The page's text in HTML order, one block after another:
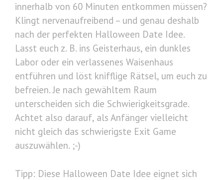
innerhalb von 60 Minuten entkommen müssen?
Klingt nervenaufreibend – und genau deshalb
nach der perfekten Halloween Date Idee.
Lasst euch z. B. ins Geisterhaus, ein dunkles
Labor oder ein verlassenes Waisenhaus
entführen und löst knifflige Rätsel, um euch zu
befreien. Je nach gewähltem Raum
unterscheiden sich die Schwierigkeitsgrade.
Achtet also darauf, als Anfänger vielleicht
nicht gleich das schwierigste Exit Game
auszuwählen. ;-)
Tipp: Diese Halloween Date Idee eignet sich